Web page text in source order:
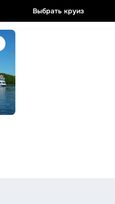
Выбрать круиз